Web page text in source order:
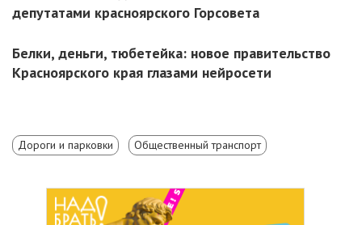
депутатами красноярского Горсовета
Белки, деньги, тюбетейка: новое правительство
Красноярского края глазами нейросети
Дороги и парковки Общественный транспорт